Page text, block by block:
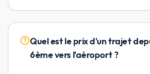
Quel est le prix d'un trajet
6ème vers l'aéroport ?